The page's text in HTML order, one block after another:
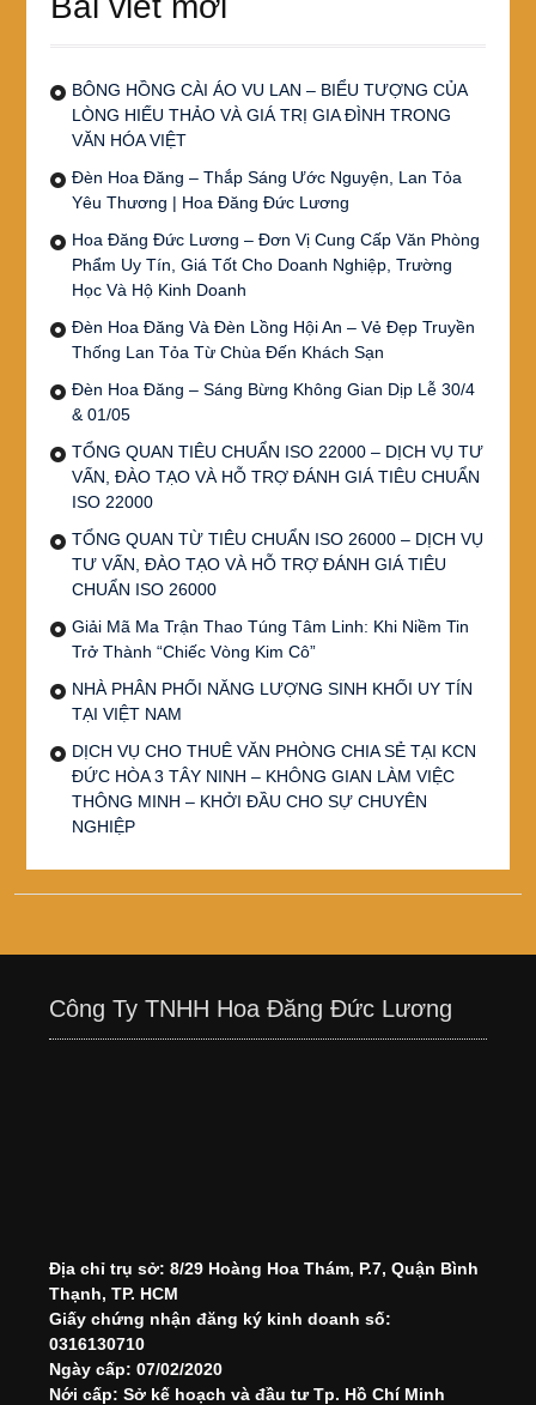
BÔNG HỒNG CÀI ÁO VU LAN – BIỂU TƯỢNG CỦA
LÒNG HIẾU THẢO VÀ GIÁ TRỊ GIA ĐÌNH TRONG
VĂN HÓA VIỆT
Đèn Hoa Đăng – Thắp Sáng Ước Nguyện, Lan Tỏa
Yêu Thương | Hoa Đăng Đức Lương
Hoa Đăng Đức Lương – Đơn Vị Cung Cấp Văn Phòng
Phẩm Uy Tín, Giá Tốt Cho Doanh Nghiệp, Trường
Học Và Hộ Kinh Doanh
Đèn Hoa Đăng Và Đèn Lồng Hội An – Vẻ Đẹp Truyền
Thống Lan Tỏa Từ Chùa Đến Khách Sạn
Đèn Hoa Đăng – Sáng Bừng Không Gian Dịp Lễ 30/4
& 01/05
TỔNG QUAN TIÊU CHUẨN ISO 22000 – DỊCH VỤ TƯ
VẤN, ĐÀO TẠO VÀ HỖ TRỢ ĐÁNH GIÁ TIÊU CHUẨN
ISO 22000
TỔNG QUAN TỪ TIÊU CHUẨN ISO 26000 – DỊCH VỤ
TƯ VẤN, ĐÀO TẠO VÀ HỖ TRỢ ĐÁNH GIÁ TIÊU
CHUẨN ISO 26000
Giải Mã Ma Trận Thao Túng Tâm Linh: Khi Niềm Tin
Trở Thành “Chiếc Vòng Kim Cô”
NHÀ PHÂN PHỐI NĂNG LƯỢNG SINH KHỐI UY TÍN
TẠI VIỆT NAM
DỊCH VỤ CHO THUÊ VĂN PHÒNG CHIA SẺ TẠI KCN
ĐỨC HÒA 3 TÂY NINH – KHÔNG GIAN LÀM VIỆC
THÔNG MINH – KHỞI ĐẦU CHO SỰ CHUYÊN
NGHIỆP
Công Ty TNHH Hoa Đăng Đức Lương
Địa chỉ trụ sở: 8/29 Hoàng Hoa Thám, P.7, Quận Bình
Thạnh, TP. HCM
Giấy chứng nhận đăng ký kinh doanh số:
0316130710
Ngày cấp: 07/02/2020
Nới cấp: Sở kế hoạch và đầu tư Tp. Hồ Chí Minh